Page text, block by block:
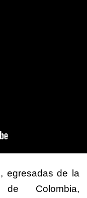
egresadas de la
de Colombia,